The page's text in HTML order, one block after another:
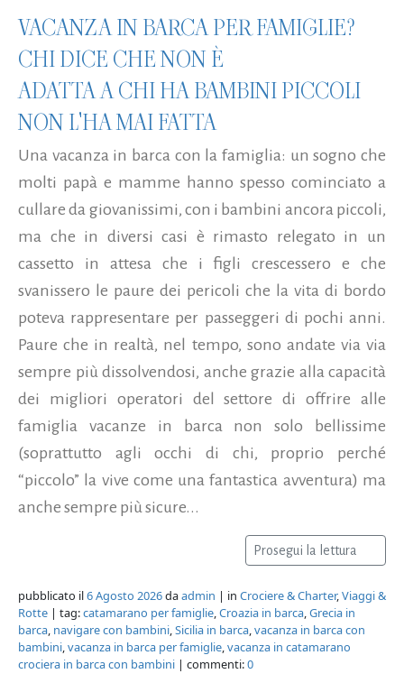
VACANZA IN BARCA PER FAMIGLIE?
CHI DICE CHE NON È
ADATTA A CHI HA BAMBINI PICCOLI
NON L'HA MAI FATTA
Una vacanza in barca con la famiglia: un sogno che
molti papà e mamme hanno spesso cominciato a
cullare da giovanissimi, con i bambini ancora piccoli,
ma che in diversi casi è rimasto relegato in un
cassetto in attesa che i figli crescessero e che
svanissero le paure dei pericoli che la vita di bordo
poteva rappresentare per passeggeri di pochi anni.
Paure che in realtà, nel tempo, sono andate via via
sempre più dissolvendosi, anche grazie alla capacità
dei migliori operatori del settore di offrire alle
famiglia vacanze in barca non solo bellissime
(soprattutto agli occhi di chi, proprio perché
“piccolo” la vive come una fantastica avventura) ma
anche sempre più sicure...
Prosegui la lettura
pubblicato il6 Agosto 2026daadmin | in Crociere & Charter,Viaggi &
Rotte | tag:catamarano per famiglie,Croazia in barca,Grecia in
barca, navigare con bambini,Sicilia in barca,vacanza in barca con
bambini,vacanza in barca per famiglie,vacanza in catamarano
crociera in barca con bambini | commenti:0